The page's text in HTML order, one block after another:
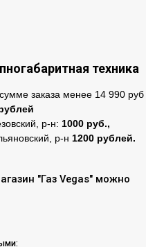
техника
заказа менее 14 990 руб
р-н: 1000 руб.,
р-н 1200 рублей.
"Газ Vegas" можно